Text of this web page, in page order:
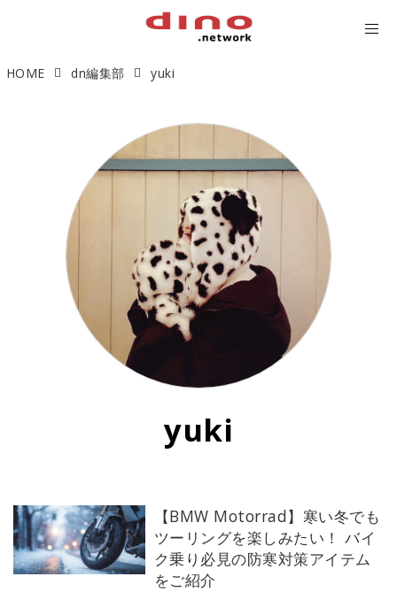
HOME dn編集部 yuki
yuki
【BMW Motorrad】寒い冬でも
ツーリングを楽しみたい！ バイ
ク乗り必見の防寒対策アイテム
をご紹介